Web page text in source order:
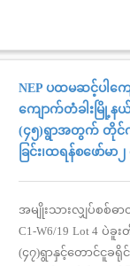
NEP ပထမဆင့်ပါကျ
ကျောက်တံခါးမြို့န
(၄၅)ရွာအတွက် တိုင်ကျ
ခြင်း၊ထရန်စဖော်မ
အမျိုးသားလျှပ်စစ်ဓ
C1-W6/19 Lot 4 ပဲ
(၄၇)ရွာနှင့်တောင်ငူခ